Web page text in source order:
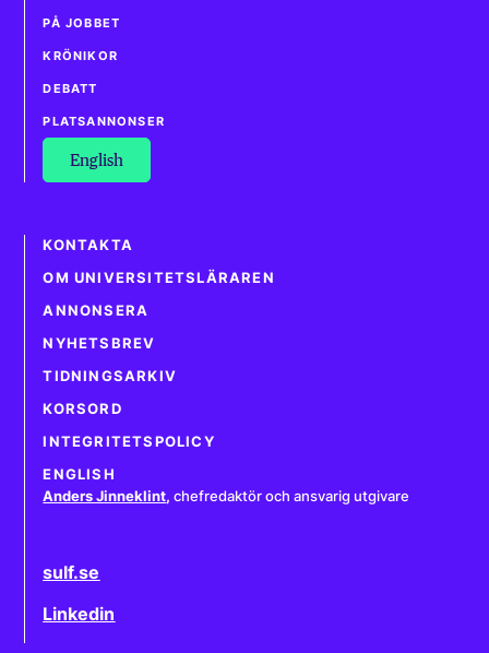
PÅ JOBBET
KRÖNIKOR
DEBATT
PLATSANNONSER
English
KONTAKTA
OM UNIVERSITETSLÄRAREN
ANNONSERA
NYHETSBREV
TIDNINGSARKIV
KORSORD
INTEGRITETSPOLICY
ENGLISH
Anders Jinneklint, chefredaktör och ansvarig utgivare
sulf.se
Linkedin